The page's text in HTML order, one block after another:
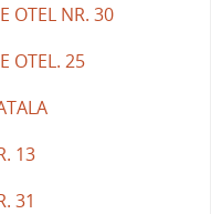
OTEL NR. 30
OTEL. 25
13
31